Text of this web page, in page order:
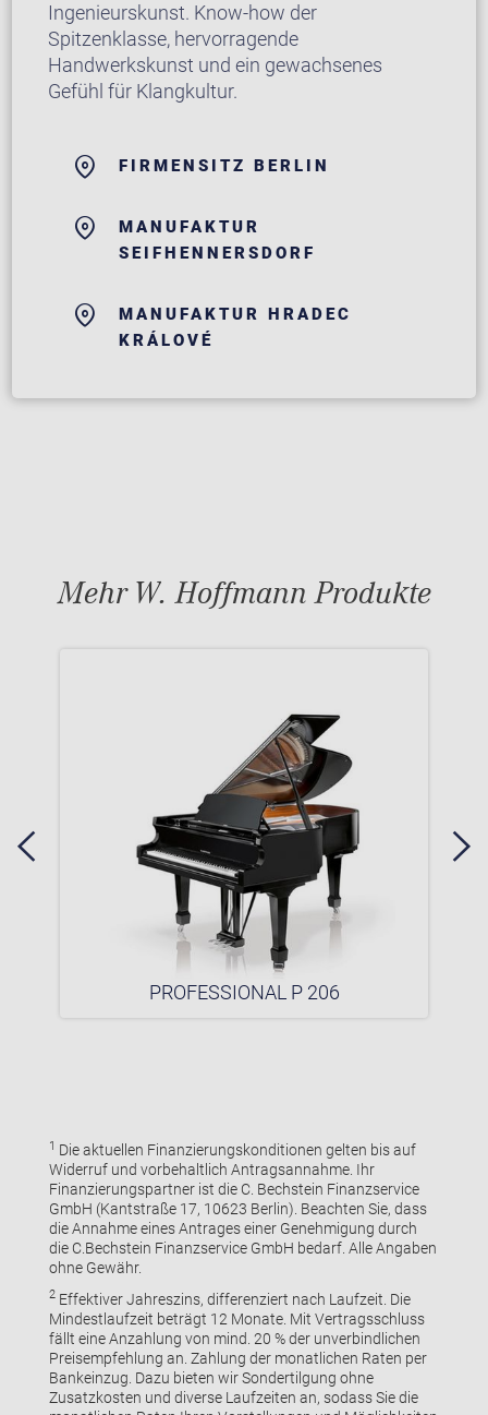
Ingenieurskunst. Know-how der
Spitzenklasse, hervorragende
Handwerkskunst und ein gewachsenes
Gefühl für Klangkultur.
FIRMENSITZ BERLIN
MANUFAKTUR
SEIFHENNERSDORF
MANUFAKTUR HRADEC
KRÁLOVÉ
Mehr W. Hoffmann Produkte
PROFESSIONAL P 206
1 Die aktuellen Finanzierungskonditionen gelten bis auf
Widerruf und vorbehaltlich Antragsannahme. Ihr
Finanzierungspartner ist die C. Bechstein Finanzservice
GmbH (Kantstraße 17, 10623 Berlin). Beachten Sie, dass
die Annahme eines Antrages einer Genehmigung durch
die C.Bechstein Finanzservice GmbH bedarf. Alle Angaben
ohne Gewähr.
2Effektiver Jahreszins, differenziert nach Laufzeit. Die
Mindestlaufzeit beträgt 12 Monate. Mit Vertragsschluss
fällt eine Anzahlung von mind. 20 % der unverbindlichen
Preisempfehlung an. Zahlung der monatlichen Raten per
Bankeinzug. Dazu bieten wir Sondertilgung ohne
Zusatzkosten und diverse Laufzeiten an, sodass Sie die